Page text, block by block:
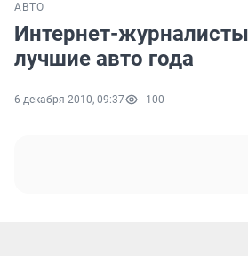
АВТО
Интернет-
лучшие авто года
6 декабря 2010, 09:37 100